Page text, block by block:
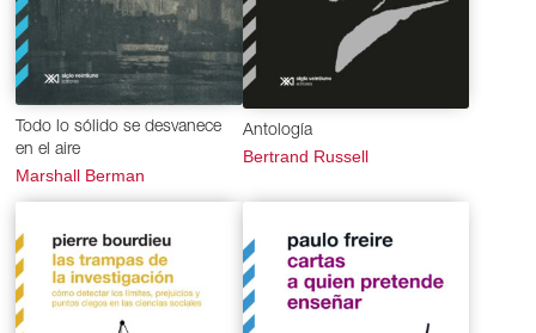
Todo lo sólido se desvanece
en el aire
Marshall Berman
Antología
Bertrand Russell